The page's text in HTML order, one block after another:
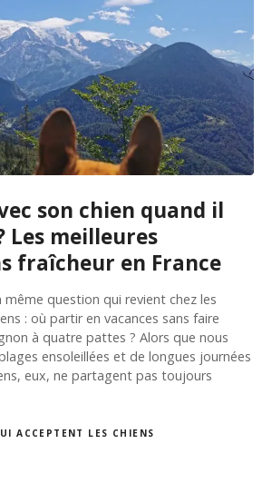
son chien quand il
Les meilleures
fraîcheur en France
même question qui revient chez les
: où partir en vacances sans faire
à quatre pattes ? Alors que nous
ensoleillées et de longues journées
eux, ne partagent pas toujours
ACCEPTENT LES CHIENS